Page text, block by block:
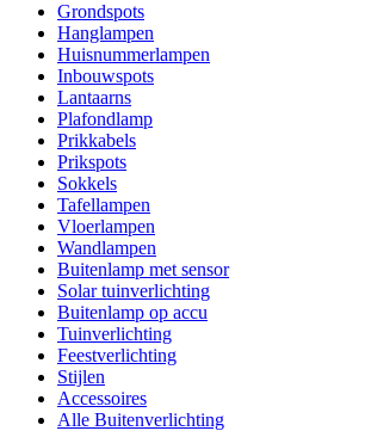
Grondspots
Hanglampen
Huisnummerlampen
Inbouwspots
Lantaarns
Plafondlamp
Prikkabels
Prikspots
Sokkels
Tafellampen
Vloerlampen
Wandlampen
Buitenlamp met sensor
Solar tuinverlichting
Buitenlamp op accu
Tuinverlichting
Feestverlichting
Stijlen
Accessoires
Alle Buitenverlichting